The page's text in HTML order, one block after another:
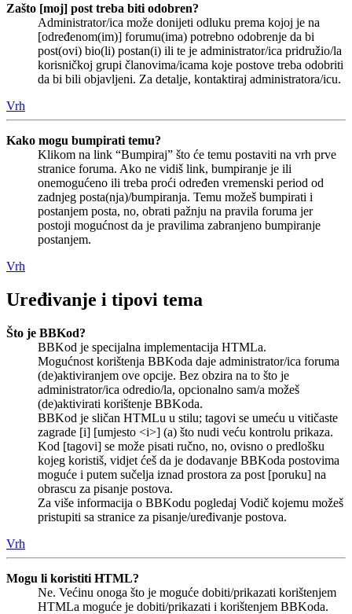
Zašto [moj] post treba biti odobren?
Administrator/ica može donijeti odluku prema kojoj je na
[određenom(im)] forumu(ima) potrebno odobrenje da bi
post(ovi) bio(li) postan(i) ili te je administrator/ica pridružio/la
korisničkoj grupi članovima/icama koje postove treba odobriti
da bi bili objavljeni. Za detalje, kontaktiraj administratora/icu.
Vrh
Kako mogu bumpirati temu?
Klikom na link “Bumpiraj” što će temu postaviti na vrh prve
stranice foruma. Ako ne vidiš link, bumpiranje je ili
onemogućeno ili treba proći određen vremenski period od
zadnjeg posta(nja)/bumpiranja. Temu možeš bumpirati i
postanjem posta, no, obrati pažnju na pravila foruma jer
postoji mogućnost da je pravilima zabranjeno bumpiranje
postanjem.
Vrh
Uređivanje i tipovi tema
Što je BBKod?
BBKod je specijalna implementacija HTMLa.
Mogućnost korištenja BBKoda daje administrator/ica foruma
(de)aktiviranjem ove opcije. Bez obzira na to što je
administrator/ica odredio/la, opcionalno sam/a možeš
(de)aktivirati korištenje BBKoda.
BBKod je sličan HTMLu u stilu; tagovi se umeću u vitičaste
zagrade [i] [umjesto <i>] (a) što nudi veću kontrolu prikaza.
Kod [tagovi] se može pisati ručno, no, ovisno o predlošku
kojeg koristiš, vidjet ćeš da je dodavanje BBKoda postovima
moguće i putem sučelja iznad prostora za post [poruku] na
obrascu za pisanje postova.
Za više informacija o BBKodu pogledaj Vodič kojemu možeš
pristupiti sa stranice za pisanje/uređivanje postova.
Vrh
Mogu li koristiti HTML?
Ne. Većinu onoga što je moguće dobiti/prikazati korištenjem
HTMLa moguće je dobiti/prikazati i korištenjem BBKoda.